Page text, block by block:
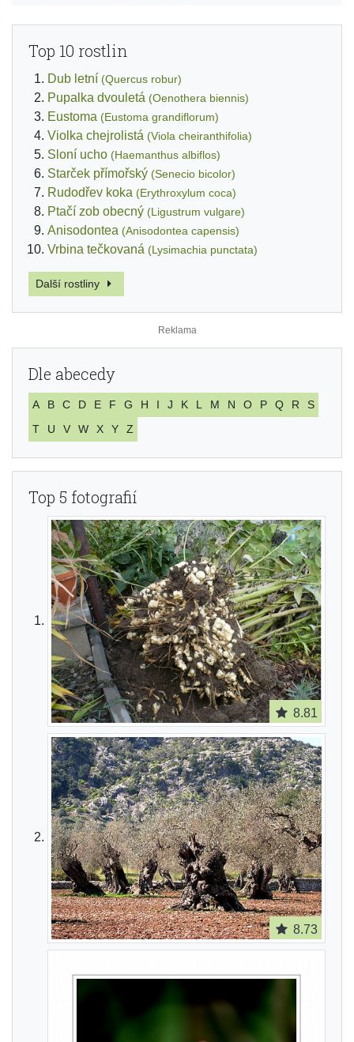
Top 10 rostlin
Dub letní (Quercus robur)
Pupalka dvouletá (Oenothera biennis)
Eustoma (Eustoma grandiflorum)
Violka chejrolistá (Viola cheiranthifolia)
Sloní ucho (Haemanthus albiflos)
Starček přímořský (Senecio bicolor)
Rudodřev koka (Erythroxylum coca)
Ptačí zob obecný (Ligustrum vulgare)
Anisodontea (Anisodontea capensis)
Vrbina tečkovaná (Lysimachia punctata)
Další rostliny
Dle abecedy
A B C D E F G H I J K L M N O P Q R
S
T
U V W X Y Z
Top 5 fotografií
8.81
8.73